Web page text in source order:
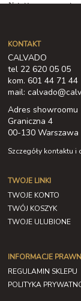
Najniższa cena w
KONTAKT
CALVADO
tel 22 620 05 05
kom. 601 44 71 44
mail:
Adres showroomu
Graniczna 4
00-130 Warszawa
Szczegóły kontaktu i
TWOJE LINKI
TWOJE KONTO
TWÓJ KOSZYK
TWOJE ULUBIONE
INFORMACJE
REGULAMIN SKLEPU
POLITYKA